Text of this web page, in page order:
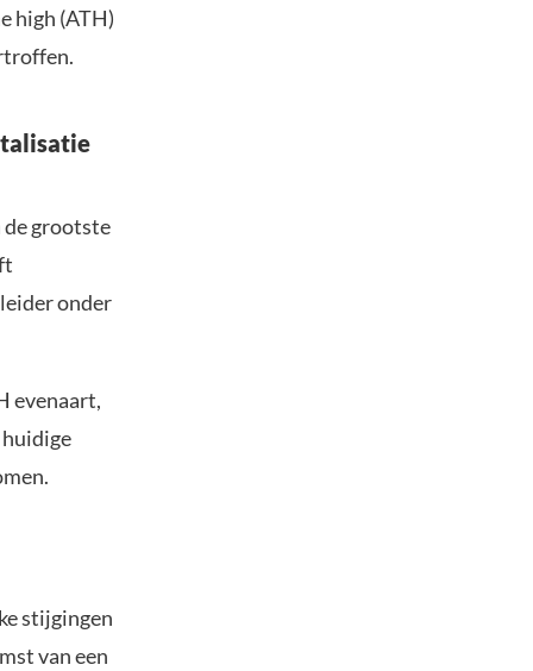
high (ATH)
de grootste
onder
evenaart,
huidige
stijgingen
van een